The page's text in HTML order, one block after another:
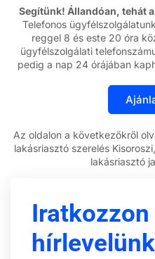
Segítünk! Állandóan, tehát
Telefonos
reggel 8 és este 20 óra
ügyfélszolgálati
pedig a nap 24 órájában
Az oldalon a következőkről
lakásriasztó szerelés
lakásriasztó